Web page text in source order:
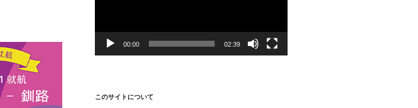
ー
00:00 02:39
このサイトについて